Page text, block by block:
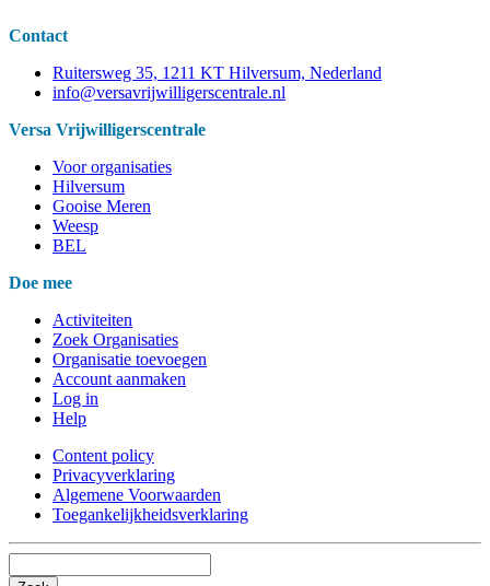
Contact
Ruitersweg 35, 1211 KT Hilversum, Nederland
info@versavrijwilligerscentrale.nl
Versa Vrijwilligerscentrale
Voor organisaties
Hilversum
Gooise Meren
Weesp
BEL
Doe mee
Activiteiten
Zoek Organisaties
Organisatie toevoegen
Account aanmaken
Log in
Help
Content policy
Privacyverklaring
Algemene Voorwaarden
Toegankelijkheidsverklaring